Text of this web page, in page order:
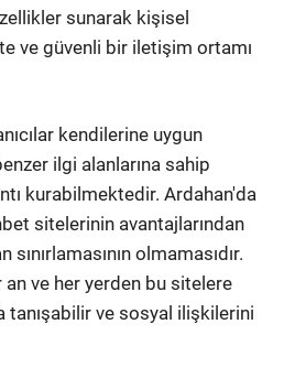
sunarak kişisel
ve güvenli bir iletişim ortamı
kendilerine uygun
ilgi alanlarına sahip
kurabilmektedir. Ardahan'da
sitelerinin avantajlarından
olmamasıdır.
ve her yerden bu sitelere
tanışabilir ve sosyal ilişkilerini